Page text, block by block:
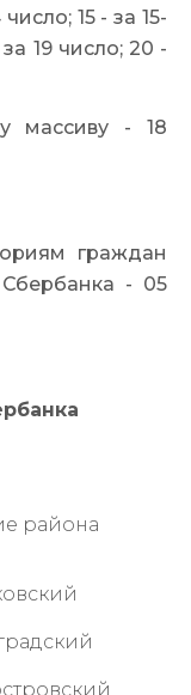
15 - за 15-
за 19 число; 20 -
массиву - 18
граждан
- 05
района